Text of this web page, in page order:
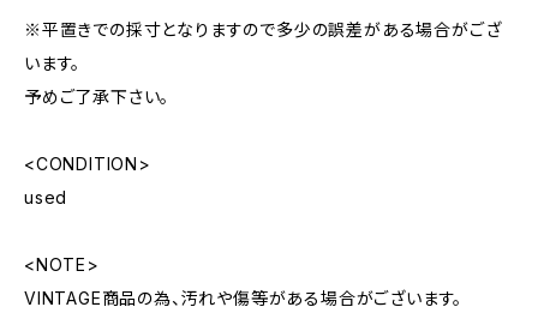
※平置きでの採寸となりますので多少の誤差がある場合がござ
います。
予めご了承下さい。
<CONDITION>
used
<NOTE>
VINTAGE商品の為、汚れや傷等がある場合がございます。